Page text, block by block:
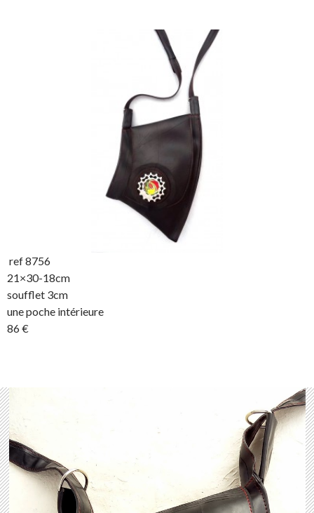
ref 8756
21×30-18cm
soufflet 3cm
une poche intérieure
86 €